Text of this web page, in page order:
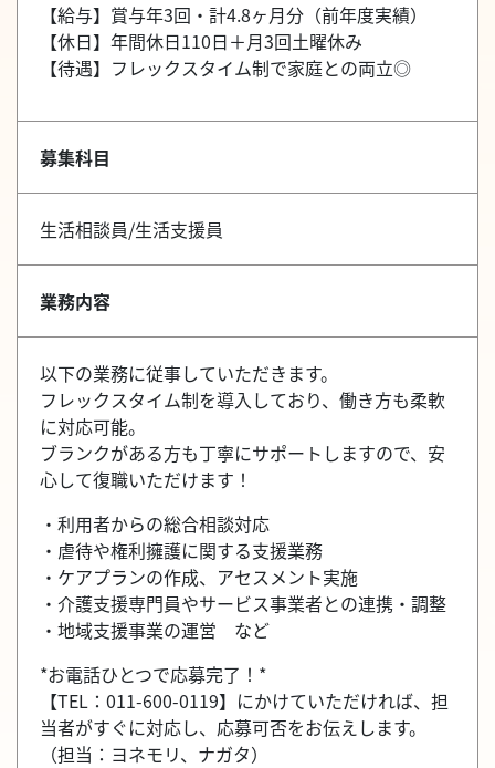
【給与】賞与年3回・計4.8ヶ月分（前年度実績）
【休日】年間休日110日＋月3回土曜休み
【待遇】フレックスタイム制で家庭との両立◎
募集科目
生活相談員/生活支援員
業務内容
以下の業務に従事していただきます。
フレックスタイム制を導入しており、働き方も柔軟
に対応可能。
ブランクがある方も丁寧にサポートしますので、安
心して復職いただけます！
・利用者からの総合相談対応
・虐待や権利擁護に関する支援業務
・ケアプランの作成、アセスメント実施
・介護支援専門員やサービス事業者との連携・調整
・地域支援事業の運営 など
*お電話ひとつで応募完了！*
【TEL：011-600-0119】にかけていただければ、担
当者がすぐに対応し、応募可否をお伝えします。
（担当：ヨネモリ、ナガタ）